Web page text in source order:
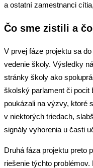
a ostatní zamestnanci
Čo sme zistili a
V prvej fáze projektu sa
vedenie školy. Výsledky
stránky školy ako
školský parlament či pocit
poukázali na výzvy, ktoré
v niektorých triedach,
signály vyhorenia u časti
Druhá fáza projektu preto
riešenie týchto problémov.